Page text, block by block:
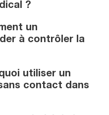
?
un
à contrôler la
utiliser un
contact dans